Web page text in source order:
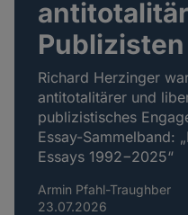
Publizisten
Richard Herzinger
antitotalitärer und
publizistisches
Essay-Sammelband:
Essays 1992−2025“
Armin Pfahl-Traughber
23.07.2026